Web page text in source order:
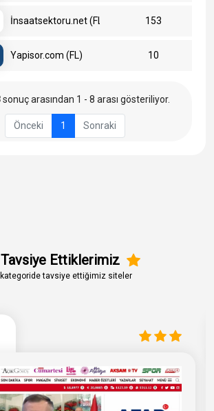
İnsaatsektoru.net (FL) 153
Yapisor.com (FL) 10
sonuç arasından 1 - 8 arası gösteriliyor.
Önceki 1 Sonraki
Tavsiye Ettiklerimiz
kategoride tavsiye ettiğimiz siteler